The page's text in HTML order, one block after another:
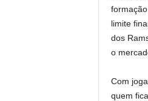
limite
dos
o
Com
quem